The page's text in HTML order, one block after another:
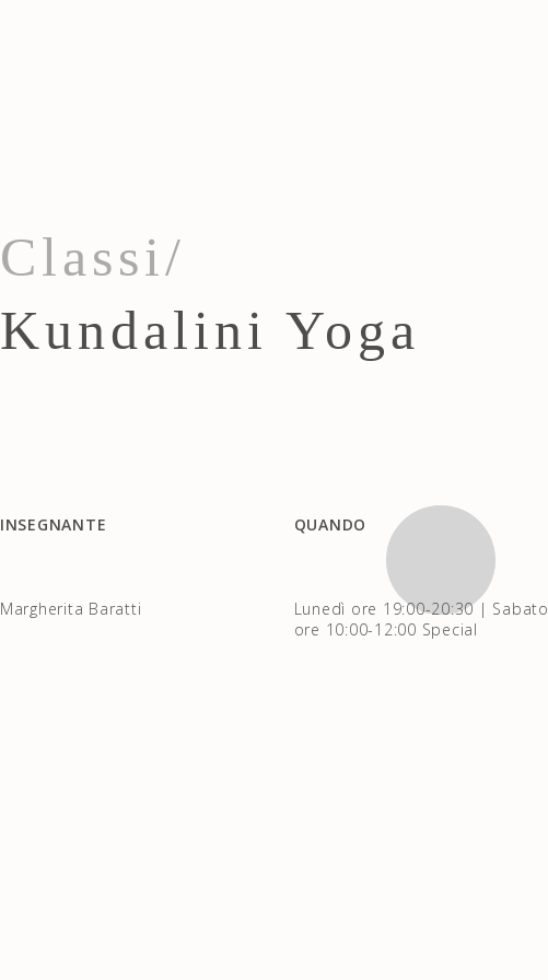
Classi/
Kundalini Yoga
INSEGNANTE
Margherita Baratti
QUANDO
Lunedì ore 19:00-20:30 | Sabato
ore 10:00-12:00 Special